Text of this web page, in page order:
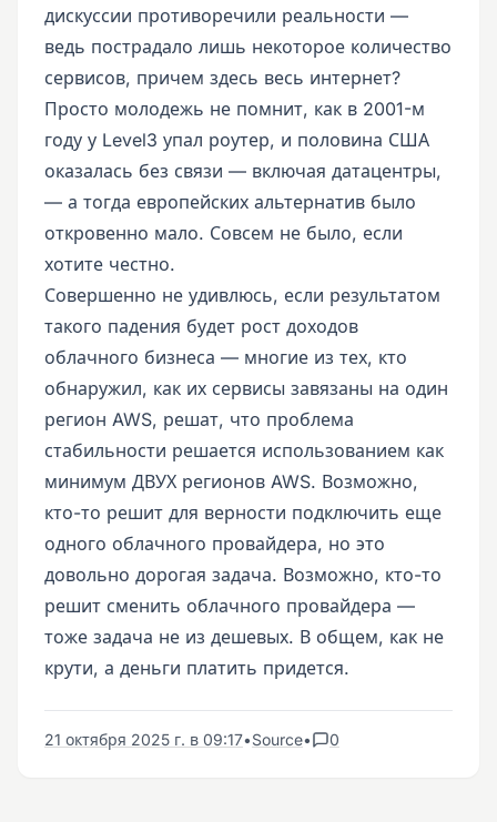
дискуссии противоречили реальности —
ведь пострадало лишь некоторое количество
сервисов, причем здесь весь интернет?
Просто молодежь не помнит, как в 2001-м
году у Level3 упал роутер, и половина США
оказалась без связи — включая датацентры,
— а тогда европейских альтернатив было
откровенно мало. Совсем не было, если
хотите честно.
Совершенно не удивлюсь, если результатом
такого падения будет рост доходов
облачного бизнеса — многие из тех, кто
обнаружил, как их сервисы завязаны на один
регион AWS, решат, что проблема
стабильности решается использованием как
минимум ДВУХ регионов AWS. Возможно,
кто-то решит для верности подключить еще
одного облачного провайдера, но это
довольно дорогая задача. Возможно, кто-то
решит сменить облачного провайдера —
тоже задача не из дешевых. В общем, как не
крути, а деньги платить придется.
21 октября 2025 г. в 09:17•Source• 0